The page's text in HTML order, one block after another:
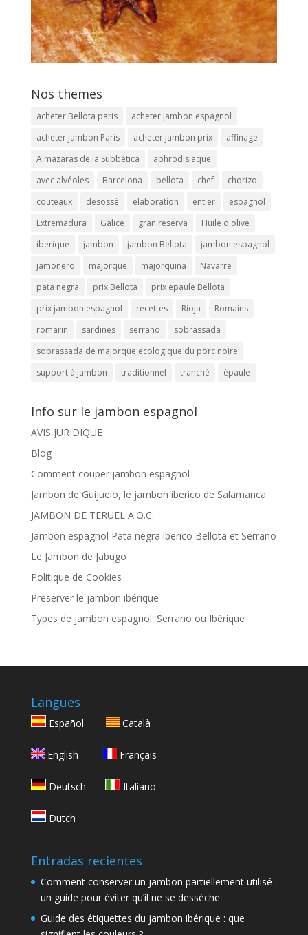
Nos themes
acheter Bellota paris
acheter jambon espagnol
acheter jambon Paris
acheter jambon prix
affinage
Almazaras de la Subbética
aphrodisiaque
avec alvéoles
Barcelona bellota chef
chorizo
couteaux
desossé elaboration entier
espagnol
Extremadura
Galice gran reserva
Huile d'olive
iberique
jambon jambon Bellota
jambon espagnol
jamonero
majorque majorquina
Navarre
pata negra
prix Bellota
prix epaule Bellota
prix jambon espagnol
recettes Rioja
Romains
romarin
sardines serrano
sobrassada
sobrassada de majorque ecologique du porc noire
support à jambon
traditionnel tranché épaule
Info sur le jambon espagnol
AVIS JURIDIQUE
Blog
Comment couper jambon espagnol
Jambon de Guijuelo, le jambon iberico de Salamanca
JAMBON DE TERUEL A.O.C.
Jambon espagnol Pata negra iberico Bellota et Serrano
Le Jambon de Jabugo
Politique de Cookies
Preserver le jambon ibérique
Types de jambon espagnol: Serrano ou Ibérique
Langues
Español Català
English Français
Deutsch Italiano
Dutch
Entradas recientes
Comment conserver un jambon partiellement utilisé :
un guide pour éviter qu’il ne se dessèche
Guide des étiquettes du jambon ibérique : que